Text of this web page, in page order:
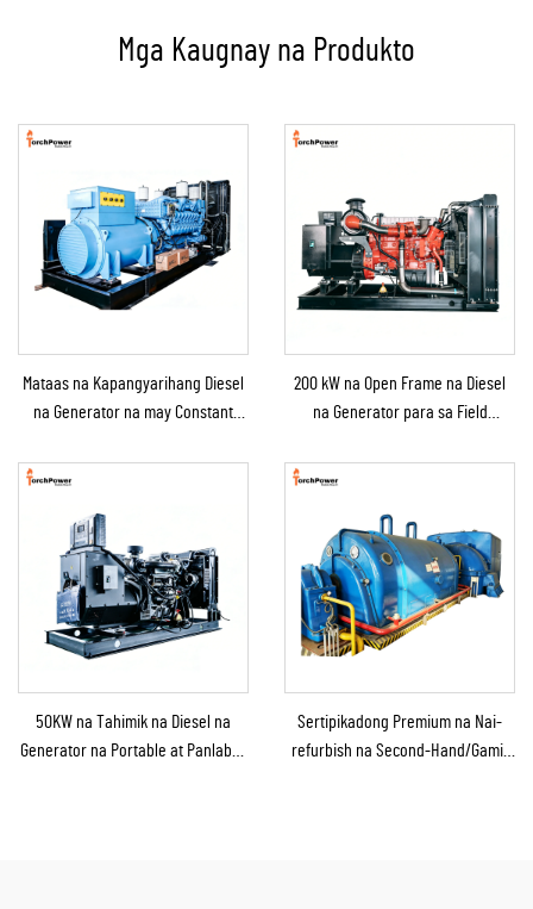
Mga Kaugnay na Produkto
Mataas na Kapangyarihang Diesel
na Generator na may Constant
Mining/Produksyon sa Pabrika at
200 kW na Open Frame na Diesel
na Generator para sa Field
Kapangyarihan
50KW na Tahimik na Diesel na
Generator na Portable at Panlabas
Sertipikadong Premium na Nai-
refurbish na Second-Hand/Gamit